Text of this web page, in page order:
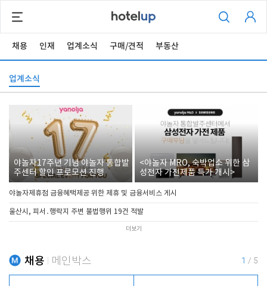
채용 인재 업계소식 구매/견적 부동산
업계소식
야놀자17주년 기념 야놀자 통합발
주센터 할인 프로모션 진행
<야놀자 MRO, 숙박업소 위한 삼
성전자 가전제품 특가 개시>
야놀자제휴점 금융혜택제공 위한 제휴 및 금융서비스 게시
울산시, 피서․행락지 주변 불법행위 19건 적발
더보기
채용 메인박스 1 / 5